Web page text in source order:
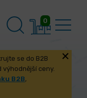
0
se do B2B
ceny.
B2B,